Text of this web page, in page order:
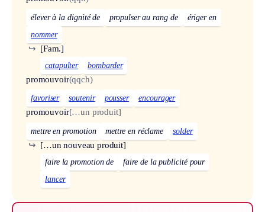
élever à la dignité de propulser au rang de
ériger en
nommer
[Fam.]
↪
catapulter bombarder
promouvoir(qqch)
favoriser soutenir pousser encourager
promouvoir[…un produit]
mettre en promotion mettre en réclame solder
[…un nouveau produit]
↪
faire la promotion de
faire de la publicité pour
lancer